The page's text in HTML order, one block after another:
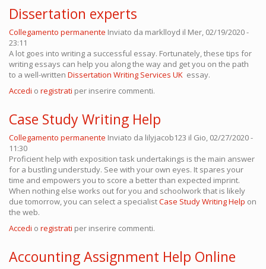
Dissertation experts
Collegamento permanente Inviato da marklloyd il Mer, 02/19/2020 -
23:11
A lot goes into writing a successful essay. Fortunately, these tips for
writing essays can help you along the way and get you on the path
to a well-written Dissertation Writing Services UK essay.
Accedi o registrati per inserire commenti.
Case Study Writing Help
Collegamento permanente Inviato da lilyjacob123 il Gio, 02/27/2020 -
11:30
Proficient help with exposition task undertakings is the main answer
for a bustling understudy. See with your own eyes. It spares your
time and empowers you to score a better than expected imprint.
When nothing else works out for you and schoolwork that is likely
due tomorrow, you can select a specialistCase Study Writing Help on
the web.
Accedi o registrati per inserire commenti.
Accounting Assignment Help Online